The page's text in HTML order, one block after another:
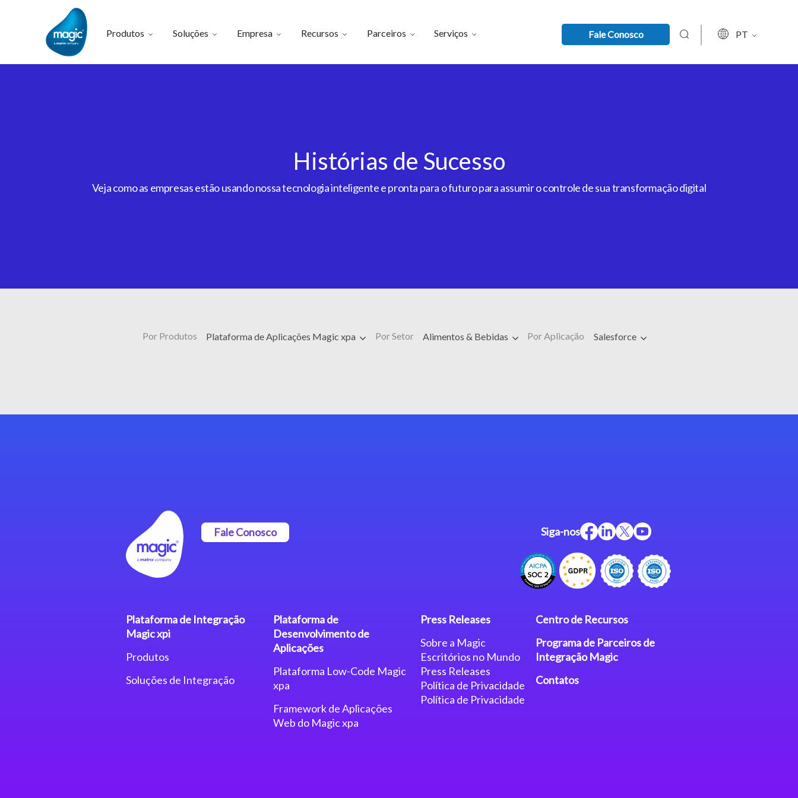
Produtos Soluções Empresa Recursos Parceiros Serviços Fale Conosco PT
Histórias de Sucesso
Veja como as empresas estão usando nossa tecnologia inteligente e pronta para o futuro para assumir o controle de sua transformação digital
Por Produtos Plataforma de Aplicações Magic xpa Por Setor Alimentos & Bebidas Por Aplicação Salesforce
Fale Conosco Siga-nos
Plataforma de Integração
Magic xpi
Produtos
Soluções de Integração
Plataforma de
Desenvolvimento de
Aplicações
Plataforma Low-Code Magic
xpa
Framework de Aplicações
Web do Magic xpa
Press Releases
Sobre a Magic
Escritórios no Mundo
Press Releases
Política de Privacidade
Política de Privacidade
Centro de Recursos
Programa de Parceiros de
Integração Magic
Contatos